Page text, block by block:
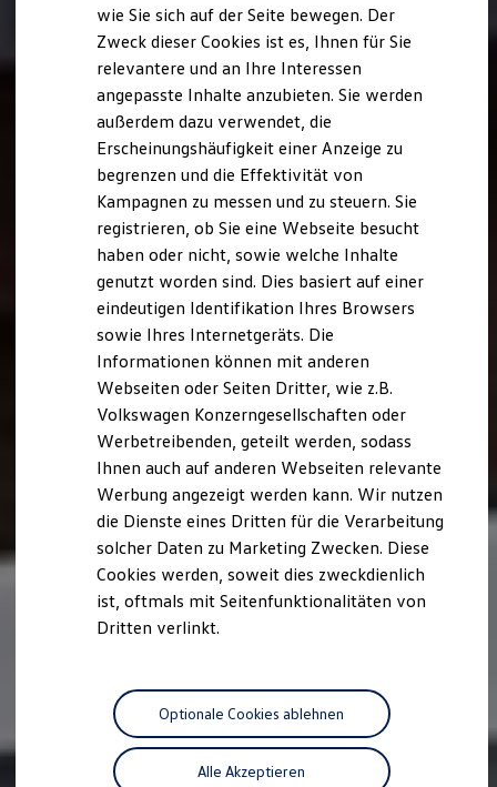
Digitales Bordbuch
Fahrerassistenz- und Sicherheitssysteme
Kontrollleuchten
Batterieverordnung
XTL-Dieselkraftstoff
Ersatzteile und Betriebsflüssigkeiten
Original Zubehör und Lifestyle Produkte
myVolkswagen
myVolkswagen Business
Elektrisch & Autonom
Elektro - & Hybridfahrzeuge
Unser Ansatz
Klimafreundlicher Strom
Reichweite & Ladelösungen
Reichweitensimulator
Ladezeitensimulator
Ladelösungen für Privatkunden
Ladelösungen für Gewerbekunden
Bidirektionales Laden
Förderung & Kosten der Elektrofahrzeuge
Fördermöglichkeiten für Privatkunden
Kostensimulator
Autonomes Fahren
Mehr zum ID. Buzz
California Welt
California Club
California Magazin & Ratgeber
California Reisen & Erlebnisse
California App
California Lifestyle & Zubehör
Übernachten im California
wie Sie sich auf der Seite bewegen. Der
Zweck dieser Cookies ist es, Ihnen für Sie
relevantere und an Ihre Interessen
angepasste Inhalte anzubieten. Sie werden
außerdem dazu verwendet, die
Erscheinungshäufigkeit einer Anzeige zu
begrenzen und die Effektivität von
Kampagnen zu messen und zu steuern. Sie
registrieren, ob Sie eine Webseite besucht
haben oder nicht, sowie welche Inhalte
genutzt worden sind. Dies basiert auf einer
eindeutigen Identifikation Ihres Browsers
sowie Ihres Internetgeräts. Die
Informationen können mit anderen
Webseiten oder Seiten Dritter, wie z.B.
Volkswagen Konzerngesellschaften oder
Werbetreibenden, geteilt werden, sodass
Ihnen auch auf anderen Webseiten relevante
Werbung angezeigt werden kann. Wir nutzen
die Dienste eines Dritten für die Verarbeitung
solcher Daten zu Marketing Zwecken. Diese
Cookies werden, soweit dies zweckdienlich
ist, oftmals mit Seitenfunktionalitäten von
Dritten verlinkt.
Alle Akzeptieren
Optionale Cookies ablehnen